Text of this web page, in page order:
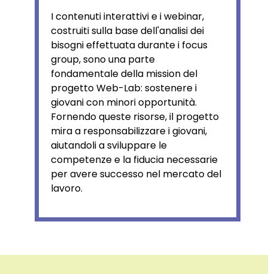
I contenuti interattivi e i webinar,
costruiti sulla base dell'analisi dei
bisogni effettuata durante i focus
group, sono una parte
fondamentale della mission del
progetto Web-Lab: sostenere i
giovani con minori opportunità.
Fornendo queste risorse, il progetto
mira a responsabilizzare i giovani,
aiutandoli a sviluppare le
competenze e la fiducia necessarie
per avere successo nel mercato del
lavoro.